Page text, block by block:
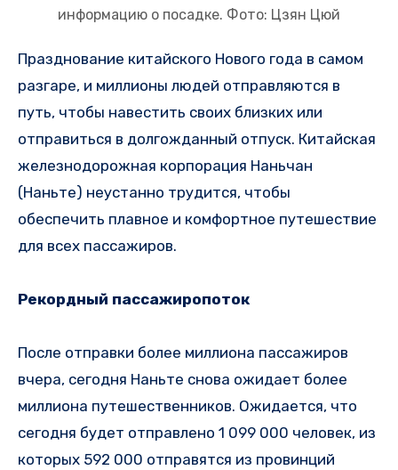
информацию о посадке. Фото: Цзян Цюй
Празднование китайского Нового года в самом
разгаре, и миллионы людей отправляются в
путь, чтобы навестить своих близких или
отправиться в долгожданный отпуск. Китайская
железнодорожная корпорация Наньчан
(Наньте) неустанно трудится, чтобы
обеспечить плавное и комфортное путешествие
для всех пассажиров.
Рекордный пассажиропоток
После отправки более миллиона пассажиров
вчера, сегодня Наньте снова ожидает более
миллиона путешественников. Ожидается, что
сегодня будет отправлено 1 099 000 человек, из
которых 592 000 отправятся из провинций